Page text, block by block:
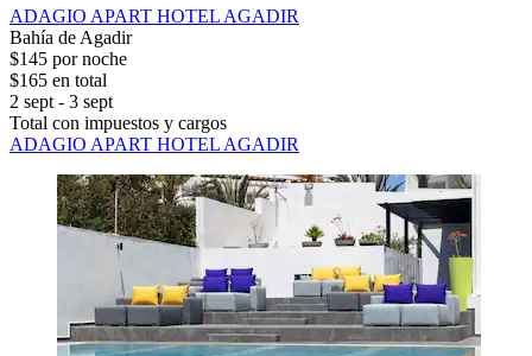
ADAGIO APART HOTEL AGADIR
Bahía de Agadir
$145 por noche
$165 en total
2 sept - 3 sept
Total con impuestos y cargos
ADAGIO APART HOTEL AGADIR